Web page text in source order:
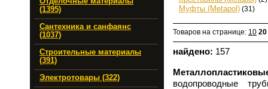
(1395)
Сантехника и санфаянс
(1037)
Строительные материалы
(391)
Электротовары (322)
Муфты (Metapol) (31)
Товаров на странице: 10 20
найдено: 157
водопроводные